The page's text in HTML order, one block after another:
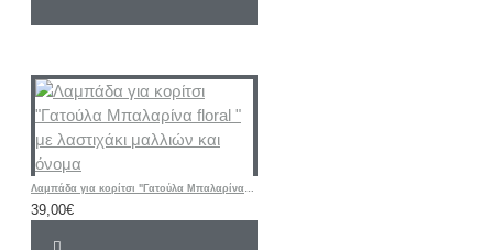
Λαμπάδα για κορίτσι "Γατούλα Μπαλαρίνα floral " με λαστιχάκι μαλλιών και όνομα
39,00€